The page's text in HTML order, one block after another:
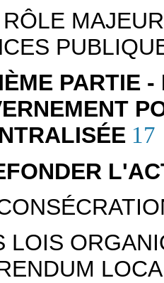
PARTIE
17
LOIS